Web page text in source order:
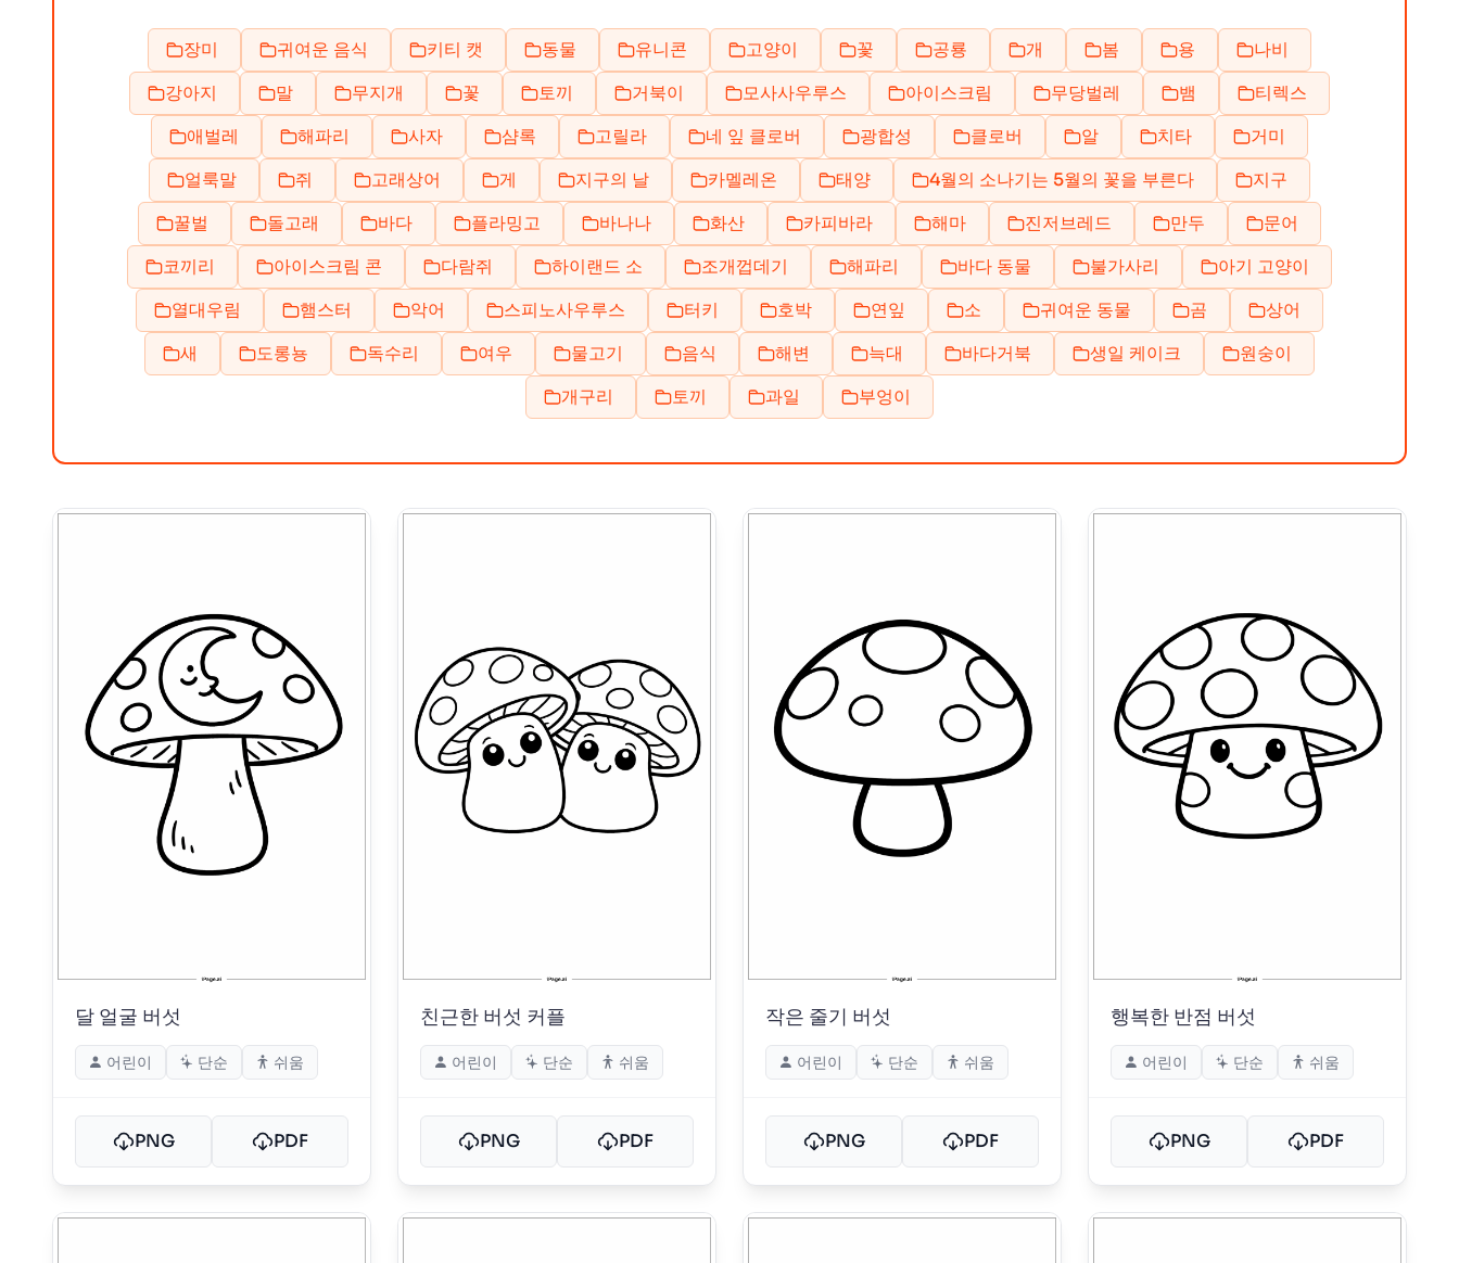
장미 귀여운 음식 키티 캣 동물 유니콘 고양이 꽃 공룡 개 봄 용
나비
강아지
말 무지개 꽃 토끼 거북이 모사사우루스 아이스크림 무당벌레 뱀
티렉스
애벌레
해파리 사자 샴록 고릴라 네 잎 클로버 광합성 클로버 알 치타
거미
얼룩말
쥐 고래상어 게 지구의 날 카멜레온 태양 4월의 소나기는 5월의 꽃을 부른다
지구
꿀벌
돌고래 바다 플라밍고 바나나 화산 카피바라 해마 진저브레드 만두
문어
코끼리
아이스크림 콘 다람쥐 하이랜드 소 조개껍데기 해파리 바다 동물 불가사리
아기 고양이
열대우림
햄스터 악어 스피노사우루스 터키 호박 연잎 소 귀여운 동물 곰
상어
새
도롱뇽 독수리 여우 물고기 음식 해변 늑대 바다거북 생일 케이크
원숭이
개구리
토끼 과일 부엉이
달 얼굴 버섯
어린이 단순 쉬움
PNG PDF
친근한 버섯 커플
어린이 단순 쉬움
PNG PDF
작은 줄기 버섯
어린이 단순 쉬움
PNG PDF
행복한 반점 버섯
어린이 단순 쉬움
PNG PDF